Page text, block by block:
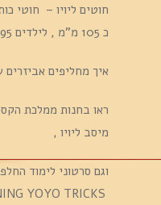
חוטים ליויו – חוטי
כ 105 מ"מ , לילדים 90-95 מ"מ
איך מחליפים אביזרים
ראו בחנות ממלכת
מיסב ליויו ,
וגם סרטוני לימוד